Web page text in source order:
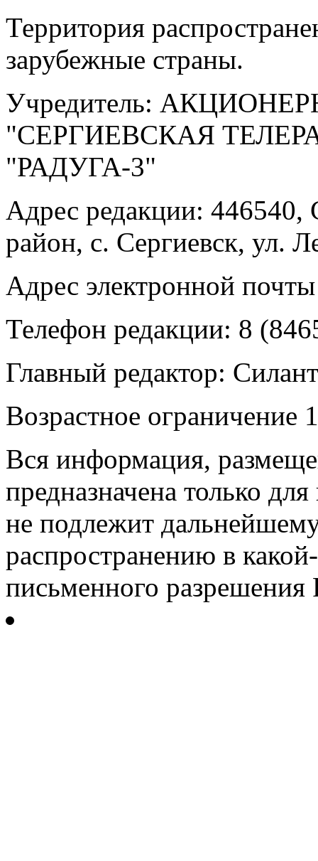
Территория
зарубежные страны.
Учредитель:
"СЕРГИЕВСКАЯ
"РАДУГА-3"
Адрес редакции: 446540,
район, с. Сергиевск, ул.
Адрес электронной
Телефон редакции: 8
Главный редактор:
Возрастное ограничение
Вся информация,
предназначена только
не подлежит
распространению в
письменного разрешения